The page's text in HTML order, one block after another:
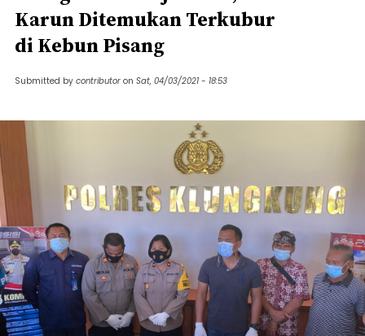
Karun Ditemukan Terkubur
di Kebun Pisang
Submitted by contributor on Sat, 04/03/2021 - 18:53